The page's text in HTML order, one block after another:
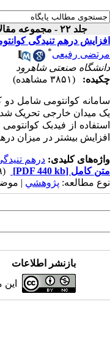
جلد ۲۲ - مجموعه مقالات پذیرفته و ارائه شده در بیست و دومین کنفرانس اپتیک و فوتونیک ایران
افزایش درهم تنیدگی
مرتضی رفیعی*
دانشگاه صنعتی شاهرود
چکیده:
(۳۸۵۱ مشاهده)
سامانه کوانتومی شامل دو
یک میدان خارجی تحریک
استفاده از فیدبک
افزایش بیشتر در میزان
واژه‌های کلیدی: درهم
متن کامل [PDF 440 kb]
(۱۴۵۹ دریافت)
نوع مطالعه: پژوهشي |
بازنشر اطلاعات